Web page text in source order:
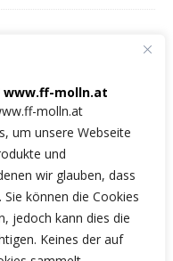
www.ff-molln.at
molln.at
um unsere Webseite
und
wir glauben, dass
können die Cookies
jedoch kann dies die
Keines der auf